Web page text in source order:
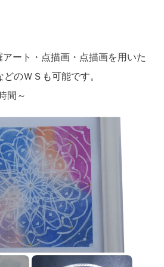
ート・点描画・点描画を用いた
のＷＳも可能です。
間～